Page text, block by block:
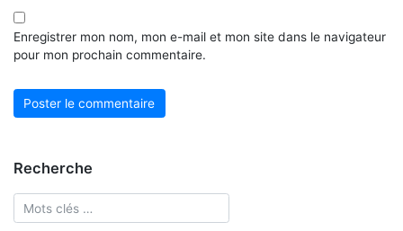
Enregistrer mon nom, mon e-mail et mon site dans le navigateur
pour mon prochain commentaire.
Recherche